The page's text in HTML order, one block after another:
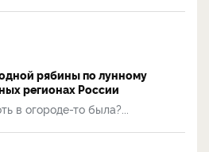
рябины по лунному
регионах России
в огороде-то была?...